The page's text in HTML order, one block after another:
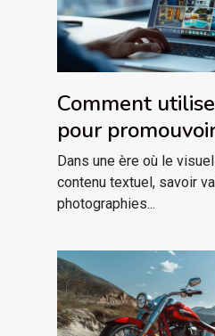
Comment
pour
immobilières
Dans une ère où le
contenu textuel, savoir
photographies...